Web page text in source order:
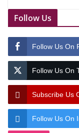
Follow Us
Follow Us On
Follow Us On
Subscribe Us
Follow Us On